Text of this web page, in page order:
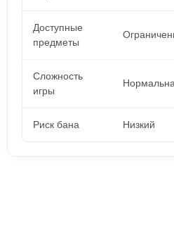
Доступные
предметы
Сложность
игры
Риск бана Низкий